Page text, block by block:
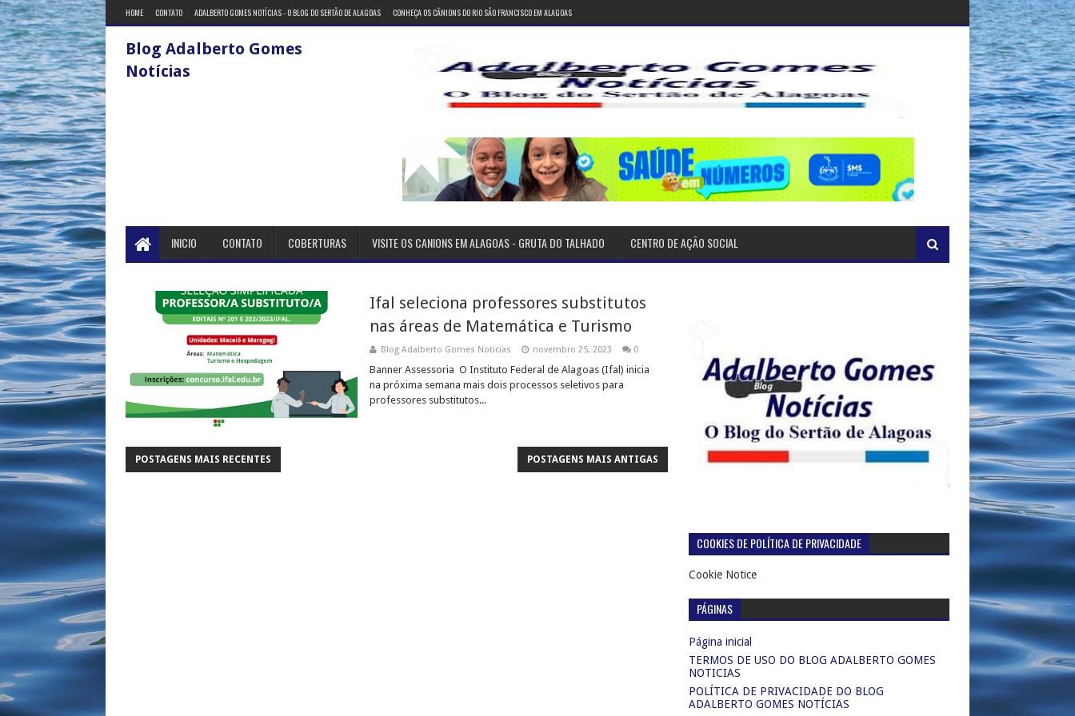
HOME CONTATO ADALBERTO GOMES NOTÍCIAS - O BLOG DO SERTÃO DE ALAGOAS CONHEÇA OS CÂNIONS DO RIO SÃO FRANCISCO EM ALAGOAS
Blog Adalberto Gomes
Notícias
INICIO CONTATO COBERTURAS VISITE OS CANIONS EM ALAGOAS - GRUTA DO TALHADO CENTRO DE AÇÃO SOCIAL
Ifal seleciona professores substitutos
nas áreas de Matemática e Turismo
Blog Adalberto Gomes Noticias novembro 25, 2023 0
Banner Assessoria O Instituto Federal de Alagoas (Ifal) inicia
na próxima semana mais dois processos seletivos para
professores substitutos...
POSTAGENS MAIS RECENTES POSTAGENS MAIS ANTIGAS
COOKIES DE POLÍTICA DE PRIVACIDADE
Cookie Notice
PÁGINAS
Página inicial
TERMOS DE USO DO BLOG ADALBERTO GOMES
NOTICIAS
POLÍTICA DE PRIVACIDADE DO BLOG
ADALBERTO GOMES NOTÍCIAS